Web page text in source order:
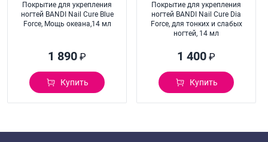
Покрытие для укрепления
ногтей BANDI Nail Cure Blue
Force, Мощь океана,14 мл
1 890 ₽
Купить
Покрытие для укрепления
ногтей BANDI Nail Cure Dia
Force, для тонких и слабых
ногтей, 14 мл
1 400 ₽
Купить